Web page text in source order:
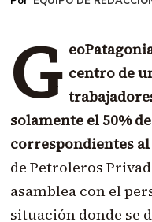
G centro de
solamente el 50%
correspondientes
de Petroleros
asamblea con el
situación donde se